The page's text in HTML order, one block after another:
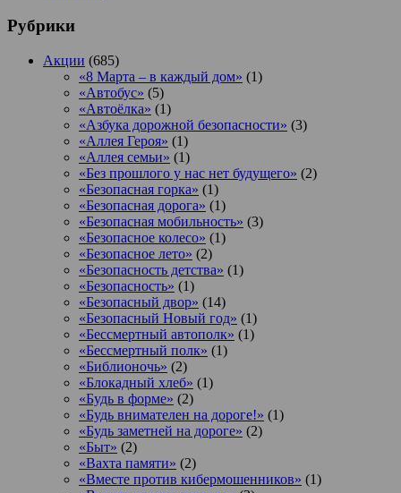
Рубрики
Акции (685)
«8 Марта – в каждый дом» (1)
«Автобус» (5)
«Автоёлка» (1)
«Азбука дорожной безопасности» (3)
«Аллея Героя» (1)
«Аллея семьи» (1)
«Без прошлого у нас нет будущего» (2)
«Безопасная горка» (1)
«Безопасная дорога» (1)
«Безопасная мобильность» (3)
«Безопасное колесо» (1)
«Безопасное лето» (2)
«Безопасность детства» (1)
«Безопасность» (1)
«Безопасный двор» (14)
«Безопасный Новый год» (1)
«Бессмертный автополк» (1)
«Бессмертный полк» (1)
«Библионочь» (2)
«Блокадный хлеб» (1)
«Будь в форме» (2)
«Будь внимателен на дороге!» (1)
«Будь заметней на дороге» (2)
«Быт» (2)
«Вахта памяти» (2)
«Вместе против кибермошенников» (1)